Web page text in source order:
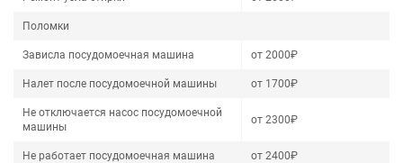
Поломки
Зависла посудомоечная машина от 2000₽
Налет после посудомоечной машины от 1700₽
Не отключается насос посудомоечной
машины
от 2300₽
Не работает посудомоечная машина от 2400₽